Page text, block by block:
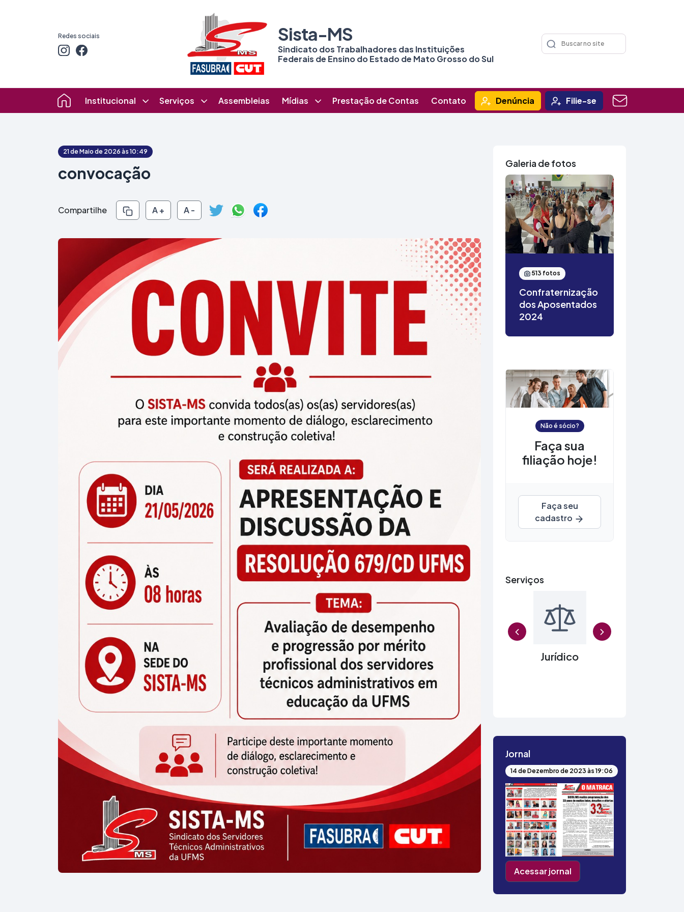
Redes sociais Sista-MS
Sindicato dos Trabalhadores das Instituições
Federais de Ensino do Estado de Mato Grosso do Sul
Institucional Serviços Assembleias Mídias Prestação de Contas Contato Denúncia Filie-se
21 de Maio de 2026 às 10:49
convocação
Compartilhe A + A -
Galeria de fotos
513 fotos
Confraternização
dos Aposentados
2024
Não é sócio?
Faça sua
filiação hoje!
Faça seu
cadastro
Serviços
Jurídico
Jornal
14 de Dezembro de 2023 às 19:06
Acessar jornal